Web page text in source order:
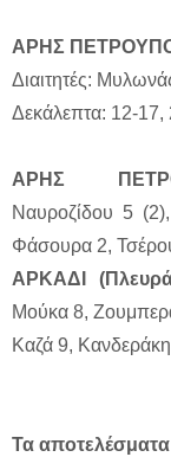
ΑΡΗΣ
Διαιτητές:
Δεκάλεπτα: 12-
ΑΡΗΣ
Ναυροζίδου 5
Φάσουρα 2,
ΑΡΚΑΔΙ
Μούκα 8,
Καζά 9,
Τα αποτελέσματα